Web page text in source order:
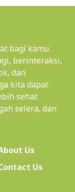
bagi kamu
berinteraksi,
dan
kita dapat
sehat
selera, dan
Us(current)
Us